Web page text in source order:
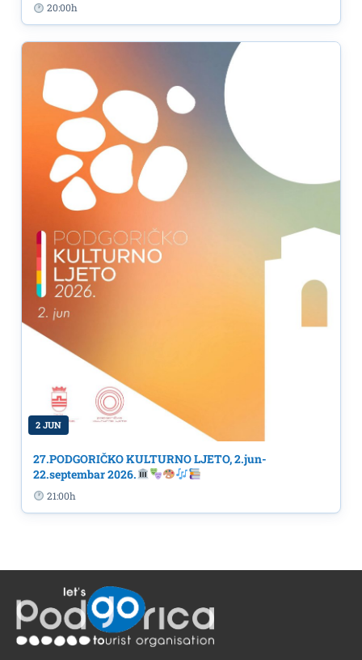
20:00h
2 JUN
27.PODGORIČKO KULTURNO LJETO, 2.jun-
22.septembar 2026.
21:00h